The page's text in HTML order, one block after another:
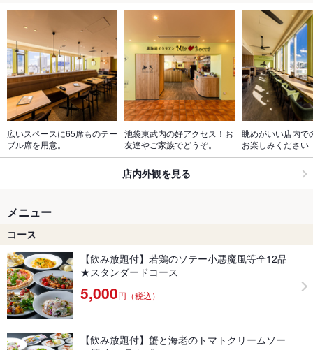
広いスペースに65席ものテー
ブル席を用意。
池袋東武内の好アクセス！お
友達やご家族でどうぞ。
眺めがいい店内で
お楽しみください
店内外観を見る
メニュー
コース
【飲み放題付】若鶏のソテー小悪魔風等全12品
★スタンダードコース
5,000円（税込）
【飲み放題付】蟹と海老のトマトクリームソー